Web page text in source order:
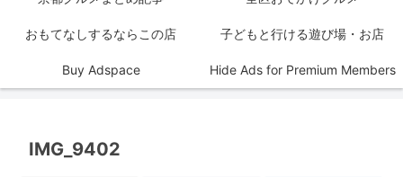
おもてなしするならこの店 子どもと行ける遊び場・お店
Buy Adspace Hide Ads for Premium Members
IMG_9402